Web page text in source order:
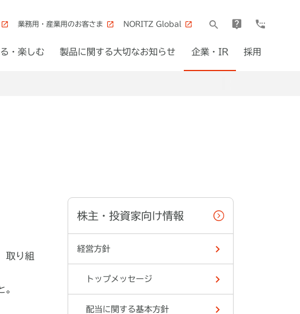
業務用・産業用のお客さま NORITZ Global
・楽しむ 製品に関する大切なお知らせ 企業・IR 採用
取り組
株主・投資家向け情報
経営方針
トップメッセージ
配当に関する基本方針